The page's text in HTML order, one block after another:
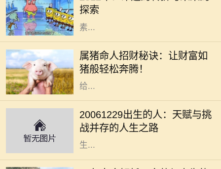
探索
方式的转变，都是影响未来的重要因
素...
属猪命人招财秘诀：让财富如
猪般轻松奔腾！
在中国传统文化中，生肖不仅仅是代
表出生年份的一个符号，更是承载着
丰富的文化寓意和信仰。属猪的人性
格温和，诚实善良，慷慨大方，通常
给...
20061229出生的人：天赋与挑
战并存的人生之路
在我们的人生旅途中，每个出生日期
都蕴含着独特的命理密码。对于2006
年12月29日出生的人来说，他们的命
运之路充满了挑战与机遇。这一天出
生...
在中国的传统文化中，命理学一直占
据着重要的地位。特别是对于1969年